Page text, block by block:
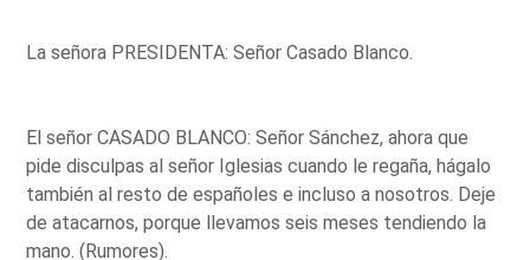
La señora PRESIDENTA: Señor Casado Blanco.
El señor CASADO BLANCO: Señor Sánchez, ahora que
pide disculpas al señor Iglesias cuando le regaña, hágalo
también al resto de españoles e incluso a nosotros. Deje
de atacarnos, porque llevamos seis meses tendiendo la
mano. (Rumores).